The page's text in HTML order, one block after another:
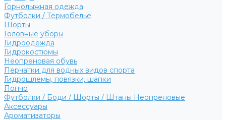
Горнолыжная одежда
Футболки / Термобелье
Шорты
Головные уборы
Гидроодежда
Гидрокостюмы
Неопреновая обувь
Перчатки для водных видов спорта
Гидрошлемы, повязки, шапки
Пончо
Футболки / Боди / Шорты / Штаны Неопреновые
Аксессуары
Ароматизаторы